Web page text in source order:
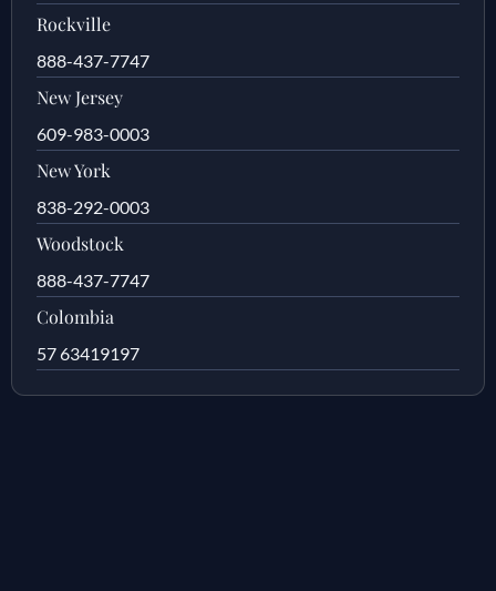
Rockville
888-437-7747
New Jersey
609-983-0003
New York
838-292-0003
Woodstock
888-437-7747
Colombia
57 63419197